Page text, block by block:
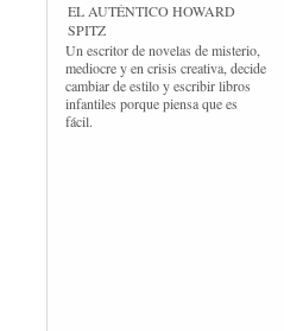
EL AUTÉNTICO HOWARD
SPITZ
Un escritor de novelas de misterio,
mediocre y en crisis creativa, decide
cambiar de estilo y escribir libros
infantiles porque piensa que es
fácil.